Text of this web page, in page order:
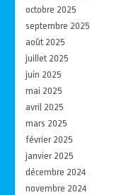
octobre 2025
septembre 2025
août 2025
juillet 2025
juin 2025
mai 2025
avril 2025
mars 2025
février 2025
janvier 2025
décembre 2024
novembre 2024